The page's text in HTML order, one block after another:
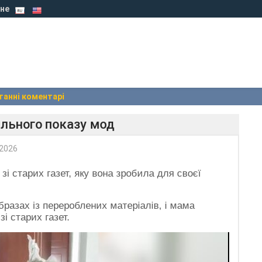
коментарі
показу мод
старих газет, яку вона зробила для своєї
із перероблених матеріалів, і мама
старих газет.